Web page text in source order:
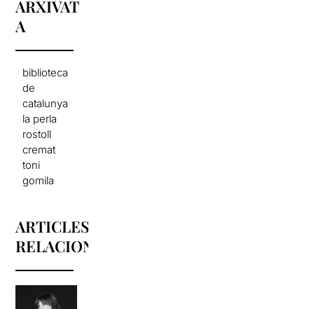
ARXIVAT
A
biblioteca
de
catalunya
la perla
rostoll
cremat
toni
gomila
ARTICLES
RELACIONATS